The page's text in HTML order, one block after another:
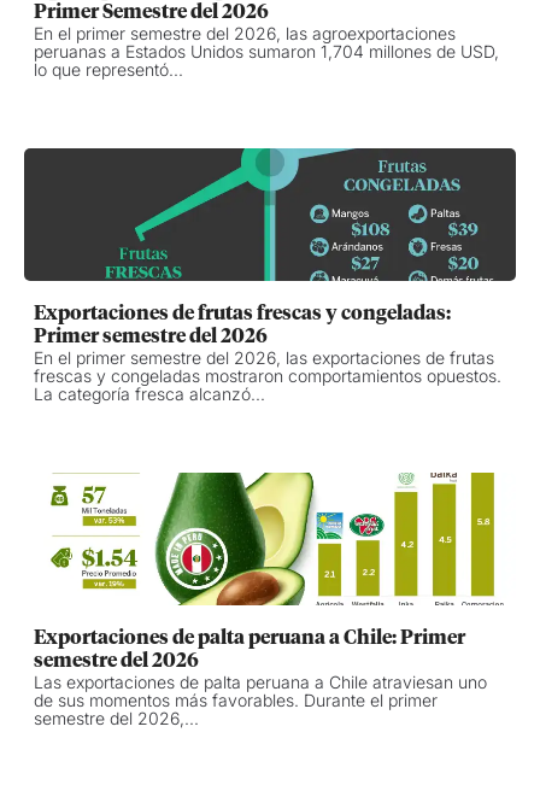
Primer Semestre del 2026
En el primer semestre del 2026, las agroexportaciones
peruanas a Estados Unidos sumaron 1,704 millones de USD,
lo que representó...
Exportaciones de frutas frescas y congeladas:
Primer semestre del 2026
En el primer semestre del 2026, las exportaciones de frutas
frescas y congeladas mostraron comportamientos opuestos.
La categoría fresca alcanzó...
Exportaciones de palta peruana a Chile: Primer
semestre del 2026
Las exportaciones de palta peruana a Chile atraviesan uno
de sus momentos más favorables. Durante el primer
semestre del 2026,...